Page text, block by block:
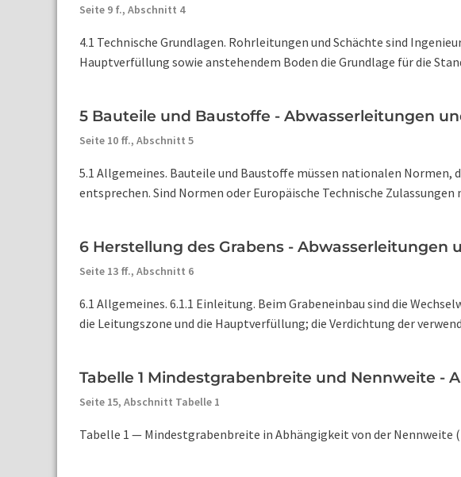
Seite 9 f., Abschnitt 4
4.1 Technische Grundlagen. Rohrleitungen und Schächte sind
Hauptverfüllung sowie anstehendem Boden die Grundlage für die
5 Bauteile und Baustoffe - Abwasserleitungen
Seite 10 ff., Abschnitt 5
5.1 Allgemeines. Bauteile und Baustoffe müssen nationalen Normen,
entsprechen. Sind Normen oder Europäische Technische Zulassungen
6 Herstellung des Grabens - Abwasserleitungen
Seite 13 ff., Abschnitt 6
6.1 Allgemeines. 6.1.1 Einleitung. Beim Grabeneinbau sind die
die Leitungszone und die Hauptverfüllung; die Verdichtung der
Tabelle 1 Mindestgrabenbreite und Nennweite -
Seite 15, Abschnitt Tabelle 1
Tabelle 1 — Mindestgrabenbreite in Abhängigkeit von der Nennweite